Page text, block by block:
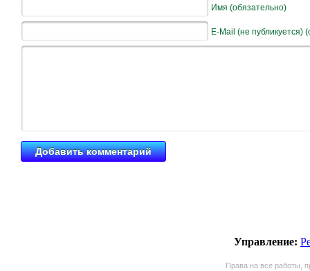
Имя (обязательно)
E-Mail (не публикуется)
Управление:
Права на все работы,